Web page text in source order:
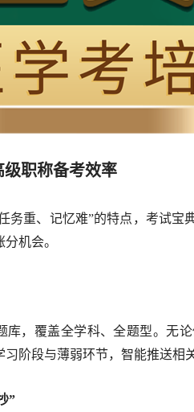
级职称备考效率
重、记忆难”的特点，考试宝
机会。
，覆盖全学科、全题型。无论
阶段与薄弱环节，智能推送相
”